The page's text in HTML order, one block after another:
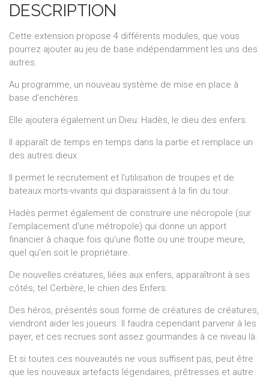
DESCRIPTION
Cette extension propose 4 différents modules, que vous
pourrez ajouter au jeu de base indépendamment les uns des
autres.
Au programme, un nouveau système de mise en place à
base d'enchères.
Elle ajoutera également un Dieu: Hadès, le dieu des enfers.
Il apparaît de temps en temps dans la partie et remplace un
des autres dieux.
Il permet le recrutement et l'utilisation de troupes et de
bateaux morts-vivants qui disparaissent à la fin du tour.
Hadès permet également de construire une nécropole (sur
l'emplacement d'une métropole) qui donne un apport
financier à chaque fois qu'une flotte ou une troupe meure,
quel qu'en soit le propriétaire.
De nouvelles créatures, liées aux enfers, apparaîtront à ses
côtés, tel Cerbère, le chien des Enfers.
Des héros, présentés sous forme de créatures de créatures,
viendront aider les joueurs. Il faudra cependant parvenir à les
payer, et ces recrues sont assez gourmandes à ce niveau là.
Et si toutes ces nouveautés ne vous suffisent pas, peut être
que les nouveaux artefacts légendaires, prêtresses et autre